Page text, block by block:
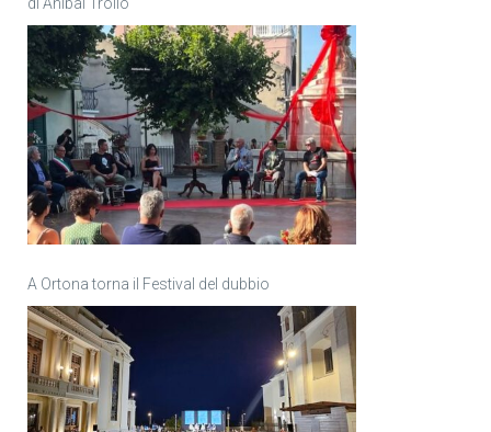
A Ortona torna il Festival del dubbio